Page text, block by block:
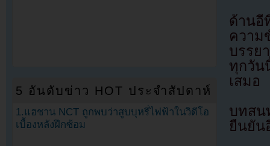
ด้าน
ความ
บรรย
ทุกวัน
เสมอ
บทส
ยืนยัน
5 อันดับข่าว HOT ประจำสัปดาห์
1.แฮชาน NCT ถูกพบว่าสูบบุหรี่ไฟฟ้าในวิดีโอ
เบื้องหลังฝึกซ้อม